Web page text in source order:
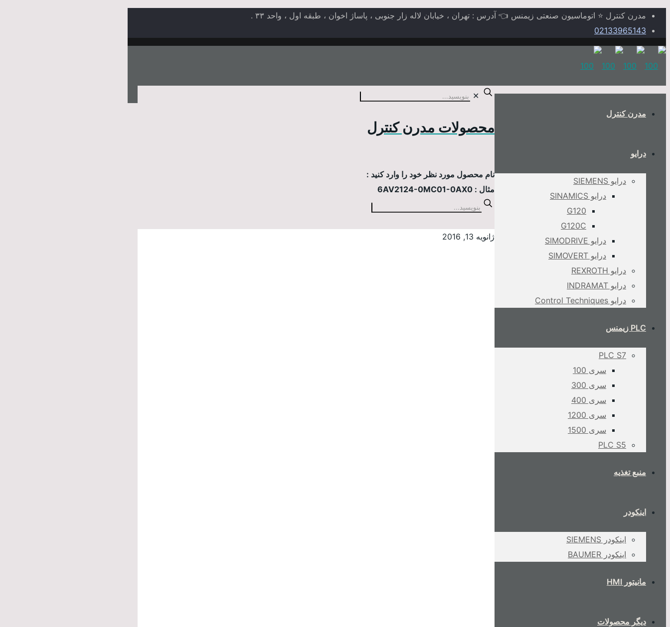
مدرن کنترل ⭐ اتوماسیون صنعتی زیمنس 👈 آدرس : تهران ، خیابان لاله زار جنوبی ، پاساژ اخوان ، طبقه اول ، واحد ۳۳ .
02133965143
مدرن کنترل
درایو
درایو SIEMENS
درایو SINAMICS
G120
G120C
درایو SIMODRIVE
درایو SIMOVERT
درایو REXROTH
درایو INDRAMAT
درایو Control Techniques
PLC زیمنس
PLC S7
سری 100
سری 300
سری 400
سری 1200
سری 1500
PLC S5
منبع تغذیه
اینکودر
اینکودر SIEMENS
اینکودر BAUMER
مانیتور HMI
دیگر محصولات
✕
محصولات مدرن کنترل
نام محصول مورد نظر خود را وارد کنید :
مثال : 6AV2124-0MC01-0AX0
ژانویه 13, 2016